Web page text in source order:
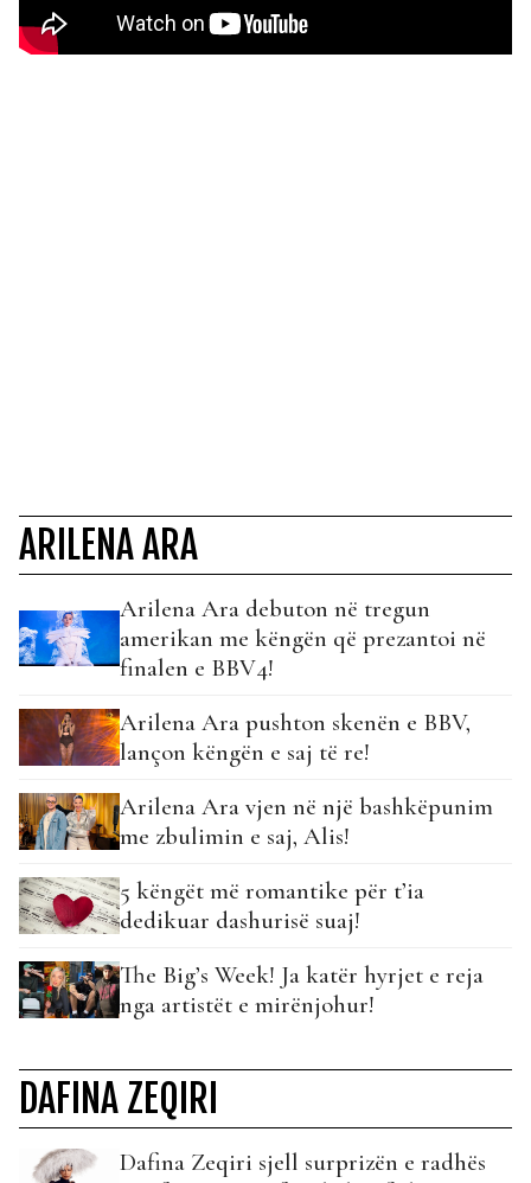
ARILENA ARA
Arilena Ara debuton në tregun
amerikan me këngën që prezantoi në
finalen e BBV4!
Arilena Ara pushton skenën e BBV,
lançon këngën e saj të re!
Arilena Ara vjen në një bashkëpunim
me zbulimin e saj, Alis!
5 këngët më romantike për t’ia
dedikuar dashurisë suaj!
The Big’s Week! Ja katër hyrjet e reja
nga artistët e mirënjohur!
DAFINA ZEQIRI
Dafina Zeqiri sjell surprizën e radhës